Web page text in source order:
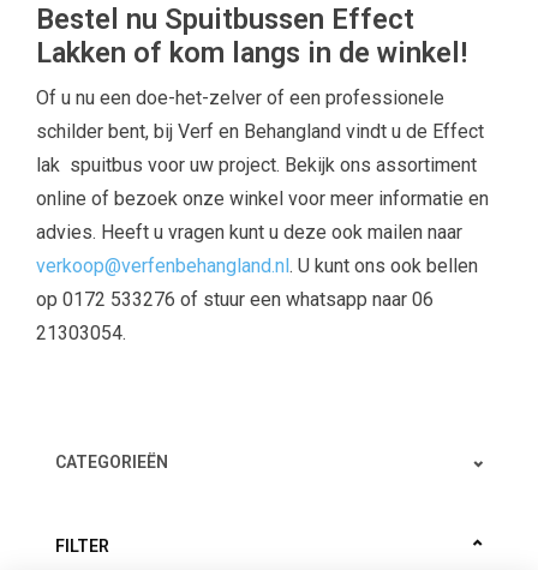
Bestel nu Spuitbussen Effect
Lakken of kom langs in de winkel!
Of u nu een doe-het-zelver of een professionele
schilder bent, bij Verf en Behangland vindt u de Effect
lak spuitbus voor uw project. Bekijk ons assortiment
online of bezoek onze winkel voor meer informatie en
advies. Heeft u vragen kunt u deze ook mailen naar
verkoop@verfenbehangland.nl. U kunt ons ook bellen
op 0172 533276 of stuur een whatsapp naar 06
21303054.
CATEGORIEËN
FILTER